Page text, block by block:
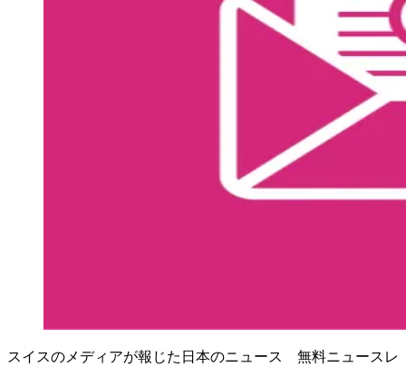
スイスのメディアが報じた日本のニュース 無料ニュースレ